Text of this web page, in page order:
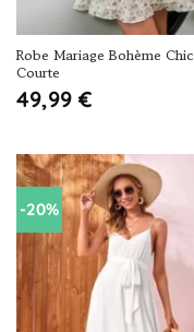
Robe Mariage Bohème Chic
Courte
49,99 €
-20%